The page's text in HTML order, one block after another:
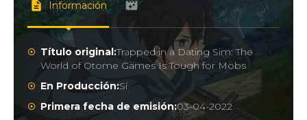
Información
Título original:Trapped in a Dating Sim: The
World of Otome Games Is Tough for Mobs
En Producción:Sí
Primera fecha de emisión:03-04-2022